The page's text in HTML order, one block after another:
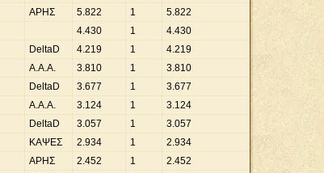
ΑΡΗΣ 5.822 1 5.822
4.430 1 4.430
DeltaD 4.219 1 4.219
A.A.A. 3.810 1 3.810
DeltaD 3.677 1 3.677
A.A.A. 3.124 1 3.124
DeltaD 3.057 1 3.057
ΚΑΨΕΣ 2.934 1 2.934
ΑΡΗΣ 2.452 1 2.452